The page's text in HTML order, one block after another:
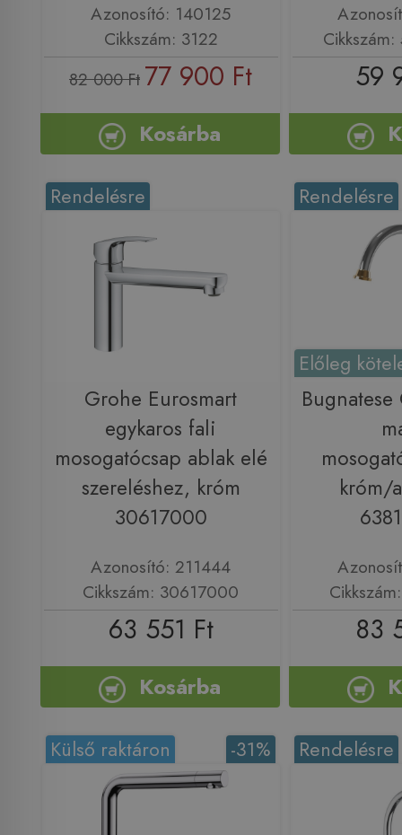
Azonosító: 140125
Cikkszám: 3122
82 000 Ft 77 900 Ft
Kosárba
59
Rendelésre
Grohe Eurosmart
egykaros fali
mosogatócsap ablak elé
szereléshez, króm
30617000
Azonosító: 211444
Cikkszám: 30617000
63 551 Ft
Kosárba
Rendelésre
Előleg
króm/
83
-31%
Külső raktáron Rendelésre